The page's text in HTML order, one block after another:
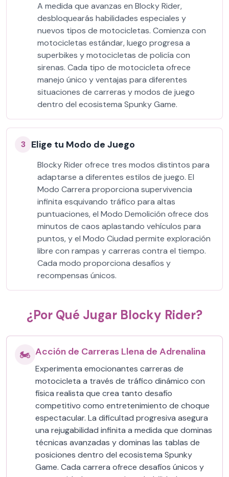
A medida que avanzas en Blocky Rider,
desbloquearás habilidades especiales y
nuevos tipos de motocicletas. Comienza con
motocicletas estándar, luego progresa a
superbikes y motocicletas de policía con
sirenas. Cada tipo de motocicleta ofrece
manejo único y ventajas para diferentes
situaciones de carreras y modos de juego
dentro del ecosistema Spunky Game.
3 Elige tu Modo de Juego
Blocky Rider ofrece tres modos distintos para
adaptarse a diferentes estilos de juego. El
Modo Carrera proporciona supervivencia
infinita esquivando tráfico para altas
puntuaciones, el Modo Demolición ofrece dos
minutos de caos aplastando vehículos para
puntos, y el Modo Ciudad permite exploración
libre con rampas y carreras contra el tiempo.
Cada modo proporciona desafíos y
recompensas únicos.
¿Por Qué Jugar Blocky Rider?
🏍️ Acción de Carreras Llena de Adrenalina
Experimenta emocionantes carreras de
motocicleta a través de tráfico dinámico con
física realista que crea tanto desafío
competitivo como entretenimiento de choque
espectacular. La dificultad progresiva asegura
una rejugabilidad infinita a medida que dominas
técnicas avanzadas y dominas las tablas de
posiciones dentro del ecosistema Spunky
Game. Cada carrera ofrece desafíos únicos y